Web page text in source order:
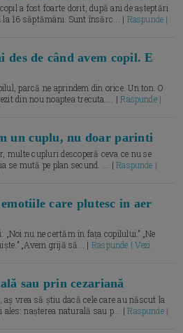
a fost foarte dorit, după ani de așteptări
16 săptămâni. Sunt însărc... | Raspunde |
des de când avem copil. E
parcă ne aprindem din orice. Un ton. O
din nou noaptea trecuta.... |Raspunde |
un cuplu, nu doar parinti
multe cupluri descoperă ceva ce nu se
se mută pe plan secund. ... |Raspunde |
care plutesc in aer
„Noi nu ne certăm în fața copilului.” „Ne
„Avem grijă să... | Raspunde | Vezi
sau prin cezariană
vrea să știu dacă cele care au născut la
ales: nașterea naturală sau p... |Raspunde |